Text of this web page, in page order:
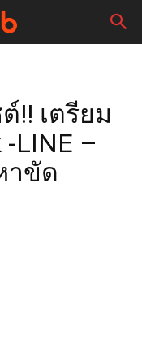
!! เตรียม
-LINE –
าขัด